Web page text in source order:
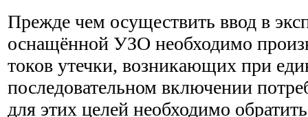
Прежде чем осуществить ввод в
оснащённой УЗО необходимо
токов утечки, возникающих при
последовательном включении
для этих целей необходимо